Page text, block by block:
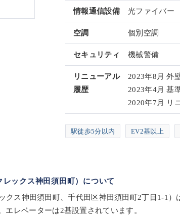
情報通信設備 光ファイバー
空調 個別空調
セキュリティ 機械警備
リニューアル
履歴
2023年8月 外
2023年4月 基
2020年7月 リ
駅徒歩5分以内 EV2基以上
ックス神田須田町）について
ス神田須田町、千代田区神田須田町2丁目1-1）
レベーターは2基設置されています。